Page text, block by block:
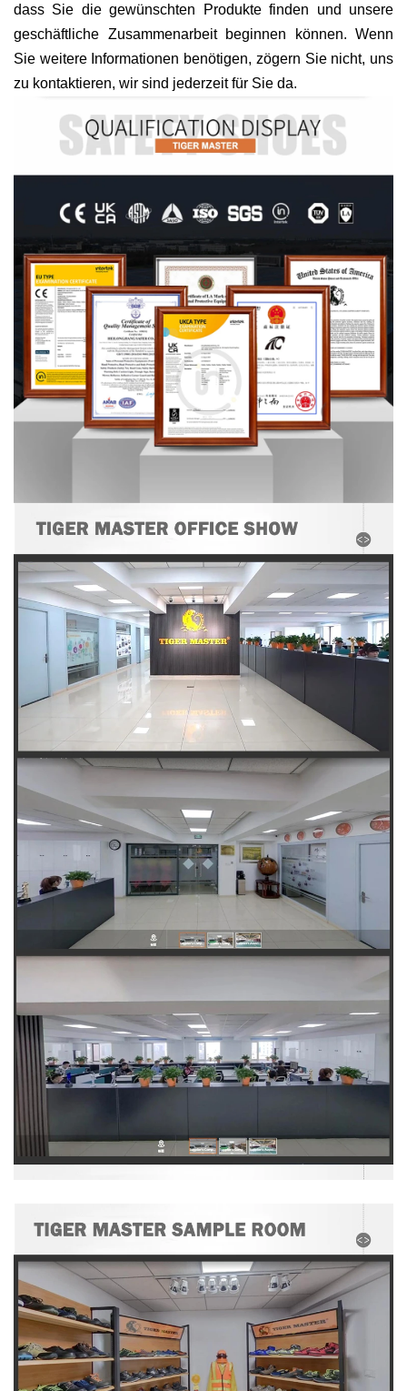
dass Sie die gewünschten Produkte finden und unsere
geschäftliche Zusammenarbeit beginnen können. Wenn
Sie weitere Informationen benötigen, zögern Sie nicht, uns
zu kontaktieren, wir sind jederzeit für Sie da.